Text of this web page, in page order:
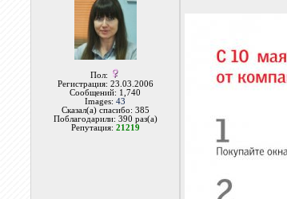
Пол:
Регистрация: 23.03.2006
Сообщений: 1,740
Images:43
Сказал(а) спасибо: 385
Поблагодарили: 390 раз(а)
Репутация: 21219